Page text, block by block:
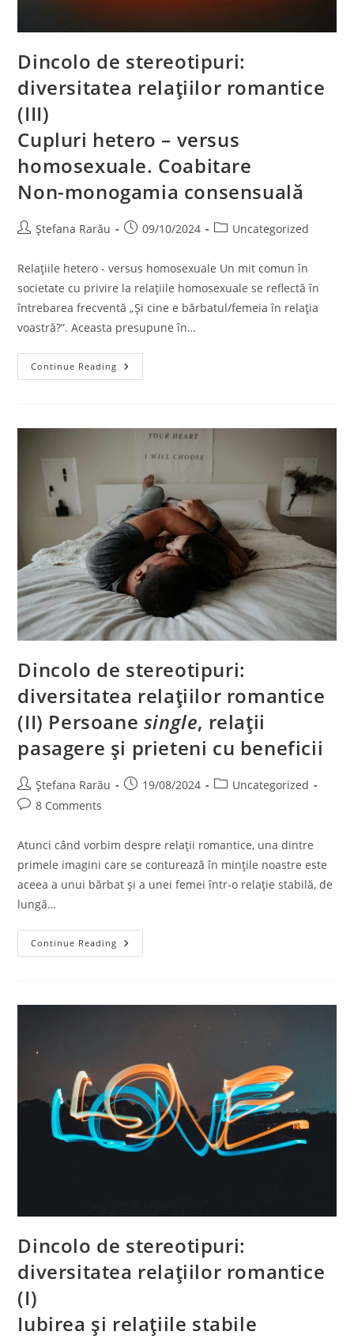
Dincolo de stereotipuri:
diversitatea relațiilor romantice
(III)
Cupluri hetero – versus
homosexuale. Coabitare
Non-monogamia consensuală
Ștefana Rarău 09/10/2024 Uncategorized
Relațiile hetero - versus homosexuale Un mit comun în
societate cu privire la relațiile homosexuale se reflectă în
întrebarea frecventă „Și cine e bărbatul/femeia în relația
voastră?”. Aceasta presupune în…
Continue Reading
Dincolo de stereotipuri:
diversitatea relațiilor romantice
(II) Persoane single, relații
pasagere și prieteni cu beneficii
Ștefana Rarău 19/08/2024
Uncategorized
8 Comments
Atunci când vorbim despre relații romantice, una dintre
primele imagini care se conturează în mințile noastre este
aceea a unui bărbat și a unei femei într-o relație stabilă, de
lungă…
Continue Reading
Dincolo de stereotipuri:
diversitatea relațiilor romantice
(I)
Iubirea și relațiile stabile